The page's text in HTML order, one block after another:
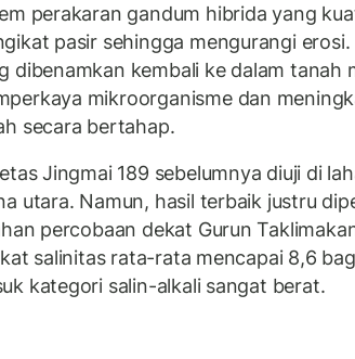
perakaran gandum hibrida yang
pasir sehingga mengurangi
dibenamkan kembali ke dalam tanah
mikroorganisme dan
secara bertahap.
Jingmai 189 sebelumnya diuji di
utara. Namun, hasil terbaik justru
percobaan dekat Gurun
salinitas rata-rata mencapai 8,6
kategori salin-alkali sangat berat.